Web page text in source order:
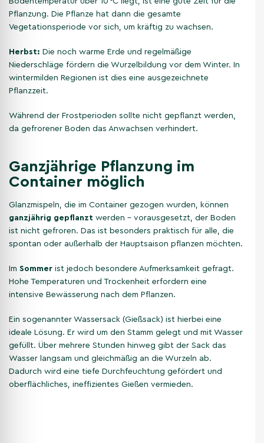
Pflanzung. Die Pflanze hat dann die gesamte
Vegetationsperiode vor sich, um kräftig zu wachsen.
Herbst: Die noch warme Erde und regelmäßige
Niederschläge fördern die Wurzelbildung vor dem Winter. In
wintermilden Regionen ist dies eine ausgezeichnete
Pflanzzeit.
Während der Frostperioden sollte nicht gepflanzt werden,
da gefrorener Boden das Anwachsen verhindert.
Ganzjährige Pflanzung im
Container möglich
Glanzmispeln, die im Container gezogen wurden, können
ganzjährig gepflanzt werden – vorausgesetzt, der Boden
ist nicht gefroren. Das ist besonders praktisch für alle, die
spontan oder außerhalb der Hauptsaison pflanzen möchten.
Im Sommer ist jedoch besondere Aufmerksamkeit gefragt.
Hohe Temperaturen und Trockenheit erfordern eine
intensive Bewässerung nach dem Pflanzen.
Ein sogenannter Wassersack (Gießsack) ist hierbei eine
ideale Lösung. Er wird um den Stamm gelegt und mit Wasser
gefüllt. Über mehrere Stunden hinweg gibt der Sack das
Wasser langsam und gleichmäßig an die Wurzeln ab.
Dadurch wird eine tiefe Durchfeuchtung gefördert und
oberflächliches, ineffizientes Gießen vermieden.